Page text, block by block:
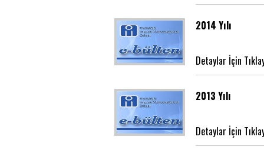
2014 Yılı
Detaylar İçin
2013 Yılı
Detaylar İçin